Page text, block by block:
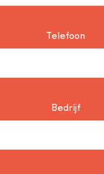
Telefoon
Bedrijf